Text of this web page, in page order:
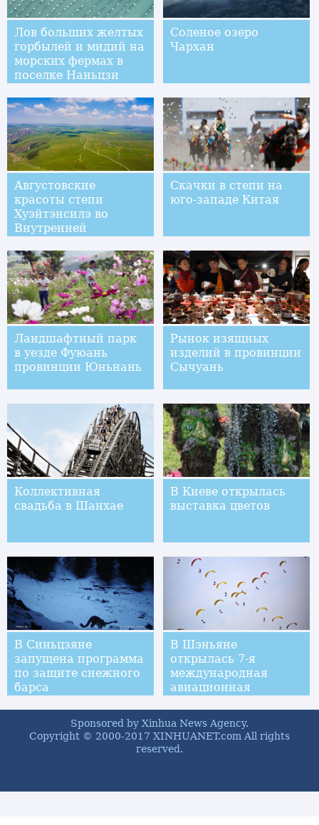
Лов больших желтых
горбылей и мидий на
морских фермах в
поселке Наньцзи
Соленое озеро
Чархан
Августовские
красоты степи
Хуэйтэнсилэ во
Внутренней
Скачки в степи на
юго-западе Китая
Ландшафтный парк
в уезде Фуюань
провинции Юньнань
Рынок изящных
изделий в провинции
Сычуань
Коллективная
свадьба в Шанхае
В Киеве открылась
выставка цветов
В Синьцзяне
запущена программа
по защите снежного
барса
В Шэньяне
открылась 7-я
международная
авиационная
Sponsored by Xinhua News Agency.
Copyright © 2000-2017 XINHUANET.com All rights
reserved.